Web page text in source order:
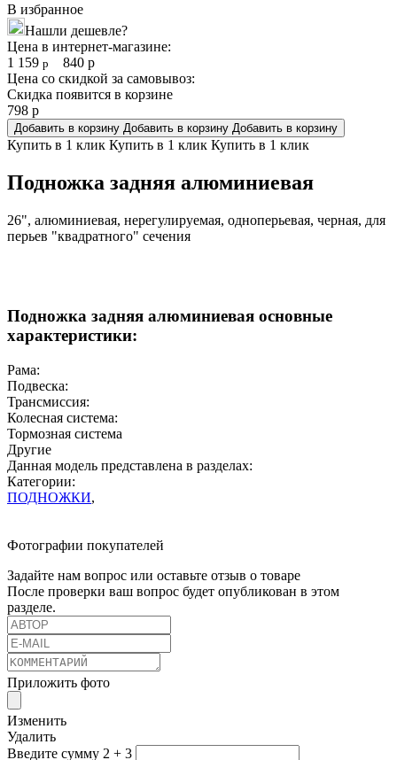
В избранное
Нашли дешевле?
Цена в интернет-магазине:
1 159 р 840 р
Цена со скидкой за самовывоз:
Скидка появится в корзине
798 р
Добавить в корзину Добавить в корзину Добавить в корзину
Купить в 1 клик Купить в 1 клик Купить в 1 клик
Подножка задняя алюминиевая
26", алюминиевая, нерегулируемая, одноперьевая, черная, для
перьев "квадратного" сечения
Подножка задняя алюминиевая основные
характеристики:
Рама:
Подвеска:
Трансмиссия:
Колесная система:
Тормозная система
Другие
Данная модель представлена в разделах:
Категории:
ПОДНОЖКИ,
Фотографии покупателей
Задайте нам вопрос или оставьте отзыв о товаре
После проверки ваш вопрос будет опубликован в этом
разделе.
Приложить фото
Изменить
Удалить
Введите сумму 2 + 3